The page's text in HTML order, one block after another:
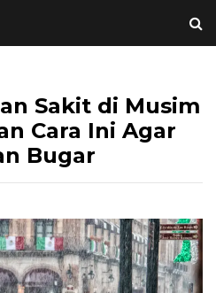
Sakit di Musim
Cara Ini Agar
Bugar